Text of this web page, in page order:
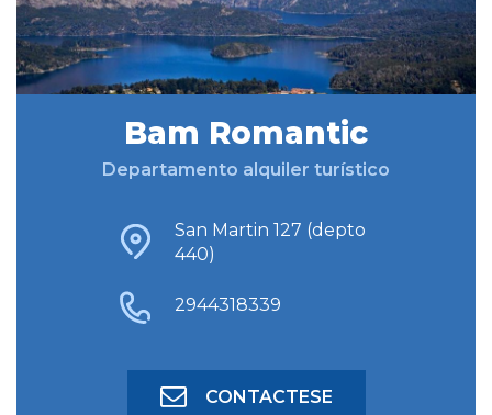
Zona
BUSCAR ALOJAMIENTO
Bam Romantic
Departamento alquiler turístico
San Martin 127 (depto
440)
2944318339
CONTACTESE